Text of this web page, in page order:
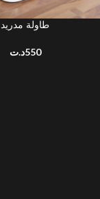
طاولة مدريد
550د.ت